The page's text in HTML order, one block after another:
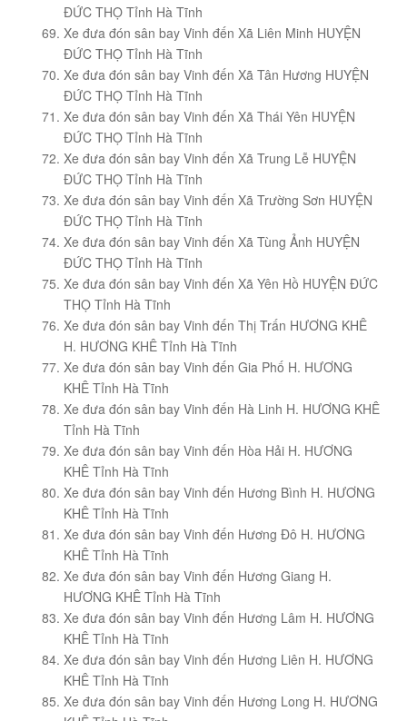
ĐỨC THỌ Tỉnh Hà Tĩnh
Xe đưa đón sân bay Vinh đến Xã Liên Minh HUYỆN
ĐỨC THỌ Tỉnh Hà Tĩnh
Xe đưa đón sân bay Vinh đến Xã Tân Hương HUYỆN
ĐỨC THỌ Tỉnh Hà Tĩnh
Xe đưa đón sân bay Vinh đến Xã Thái Yên HUYỆN
ĐỨC THỌ Tỉnh Hà Tĩnh
Xe đưa đón sân bay Vinh đến Xã Trung Lễ HUYỆN
ĐỨC THỌ Tỉnh Hà Tĩnh
Xe đưa đón sân bay Vinh đến Xã Trường Sơn HUYỆN
ĐỨC THỌ Tỉnh Hà Tĩnh
Xe đưa đón sân bay Vinh đến Xã Tùng Ảnh HUYỆN
ĐỨC THỌ Tỉnh Hà Tĩnh
Xe đưa đón sân bay Vinh đến Xã Yên Hồ HUYỆN ĐỨC
THỌ Tỉnh Hà Tĩnh
Xe đưa đón sân bay Vinh đến Thị Trấn HƯƠNG KHÊ
H. HƯƠNG KHÊ Tỉnh Hà Tĩnh
Xe đưa đón sân bay Vinh đến Gia Phố H. HƯƠNG
KHÊ Tỉnh Hà Tĩnh
Xe đưa đón sân bay Vinh đến Hà Linh H. HƯƠNG KHÊ
Tỉnh Hà Tĩnh
Xe đưa đón sân bay Vinh đến Hòa Hải H. HƯƠNG
KHÊ Tỉnh Hà Tĩnh
Xe đưa đón sân bay Vinh đến Hương Bình H. HƯƠNG
KHÊ Tỉnh Hà Tĩnh
Xe đưa đón sân bay Vinh đến Hương Đô H. HƯƠNG
KHÊ Tỉnh Hà Tĩnh
Xe đưa đón sân bay Vinh đến Hương Giang H.
HƯƠNG KHÊ Tỉnh Hà Tĩnh
Xe đưa đón sân bay Vinh đến Hương Lâm H. HƯƠNG
KHÊ Tỉnh Hà Tĩnh
Xe đưa đón sân bay Vinh đến Hương Liên H. HƯƠNG
KHÊ Tỉnh Hà Tĩnh
Xe đưa đón sân bay Vinh đến Hương Long H. HƯƠNG